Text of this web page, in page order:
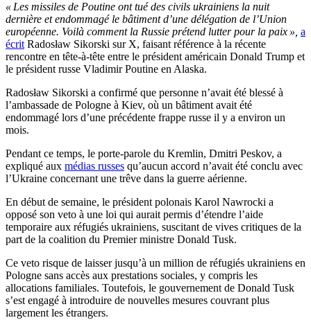
« Les missiles de Poutine ont tué des civils ukrainiens la nuit
dernière et endommagé le bâtiment d’une délégation de l’Union
européenne. Voilà comment la Russie prétend lutter pour la paix », a
écrit Radosław Sikorski sur X, faisant référence à la récente
rencontre en tête-à-tête entre le président américain Donald Trump et
le président russe Vladimir Poutine en Alaska.
Radosław Sikorski a confirmé que personne n’avait été blessé à
l’ambassade de Pologne à Kiev, où un bâtiment avait été
endommagé lors d’une précédente frappe russe il y a environ un
mois.
Pendant ce temps, le porte-parole du Kremlin, Dmitri Peskov, a
expliqué aux médias russes qu’aucun accord n’avait été conclu avec
l’Ukraine concernant une trêve dans la guerre aérienne.
En début de semaine, le président polonais Karol Nawrocki a
opposé son veto à une loi qui aurait permis d’étendre l’aide
temporaire aux réfugiés ukrainiens, suscitant de vives critiques de la
part de la coalition du Premier ministre Donald Tusk.
Ce veto risque de laisser jusqu’à un million de réfugiés ukrainiens en
Pologne sans accès aux prestations sociales, y compris les
allocations familiales. Toutefois, le gouvernement de Donald Tusk
s’est engagé à introduire de nouvelles mesures couvrant plus
largement les étrangers.